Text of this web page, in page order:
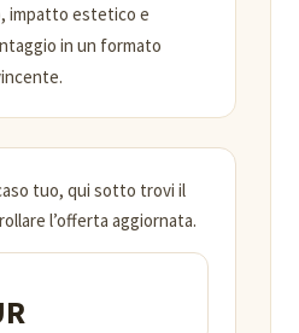
impatto estetico e
in un formato
tuo, qui sotto trovi il
l’offerta aggiornata.